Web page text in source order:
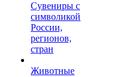
Сувениры с
символикой
России,
регионов,
стран
Животные